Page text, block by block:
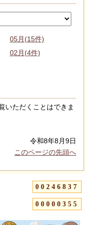
00246837
00000355
05月(15件)
02月(4件)
いただくことはできま
令和8年8月9日
このページの先頭へ